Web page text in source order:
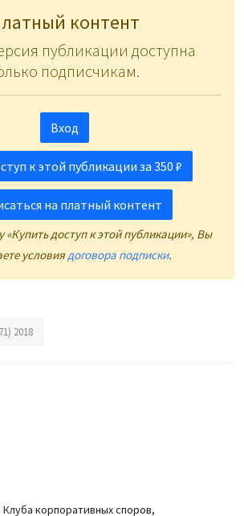
контент
публикации доступна
подписчикам.
Вход
к этой публикации за 350 ₽
на платный контент
доступ к этой публикации», Вы
условиядоговора подписки.
2018
корпоративных споров,